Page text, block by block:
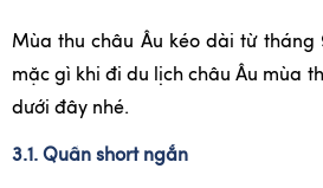
Mùa thu châu Âu kéo dài từ tháng
mặc gì khi đi du lịch châu Âu mùa
dưới đây nhé.
3.1. Quần short ngắn